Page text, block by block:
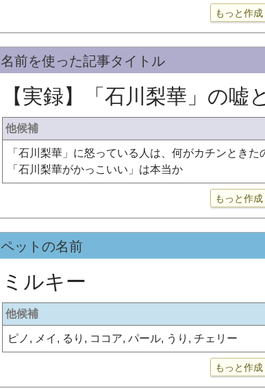
もっと作成
名前を使った記事タイトル
【実録】「石川梨華」の嘘
他候補
「石川梨華」に怒っている人は、何がカチンときた
「石川梨華がかっこいい」は本当か
もっと作成
ペットの名前
ミルキー
他候補
ピノ, メイ, るり, ココア, パール, うり, チェリー
もっと作成